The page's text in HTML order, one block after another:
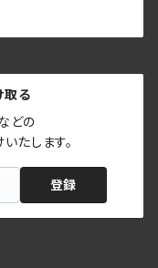
取る
どの
たします。
登録